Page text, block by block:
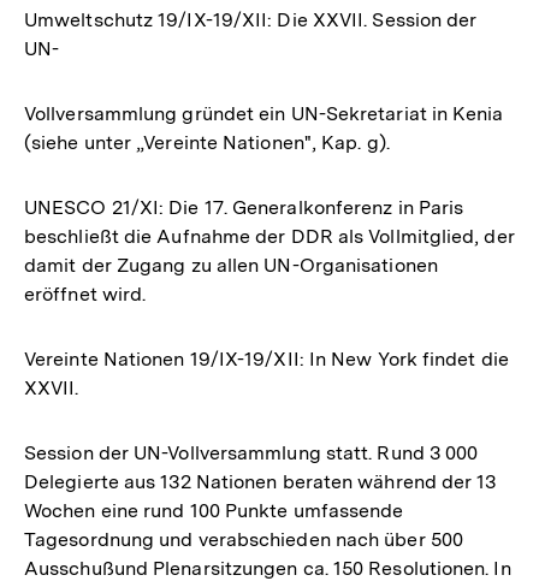
Umweltschutz 19/IX-19/XII: Die XXVII. Session der
UN-
Vollversammlung gründet ein UN-Sekretariat in Kenia
(siehe unter „Vereinte Nationen", Kap. g).
UNESCO 21/XI: Die 17. Generalkonferenz in Paris
beschließt die Aufnahme der DDR als Vollmitglied, der
damit der Zugang zu allen UN-Organisationen
eröffnet wird.
Vereinte Nationen 19/IX-19/XII: In New York findet die
XXVII.
Session der UN-Vollversammlung statt. Rund 3 000
Delegierte aus 132 Nationen beraten während der 13
Wochen eine rund 100 Punkte umfassende
Tagesordnung und verabschieden nach über 500
Ausschußund Plenarsitzungen ca. 150 Resolutionen. In